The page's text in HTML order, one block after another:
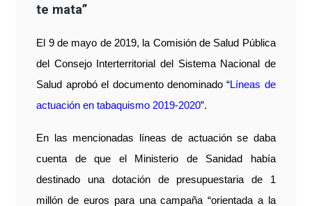
te mata”
El 9 de mayo de 2019, la Comisión de Salud Pública
del Consejo Interterritorial del Sistema Nacional de
Salud aprobó el documento denominado “Líneas de
actuación en tabaquismo 2019-2020”.
En las mencionadas líneas de actuación se daba
cuenta de que el Ministerio de Sanidad había
destinado una dotación de presupuestaria de 1
millón de euros para una campaña “orientada a la